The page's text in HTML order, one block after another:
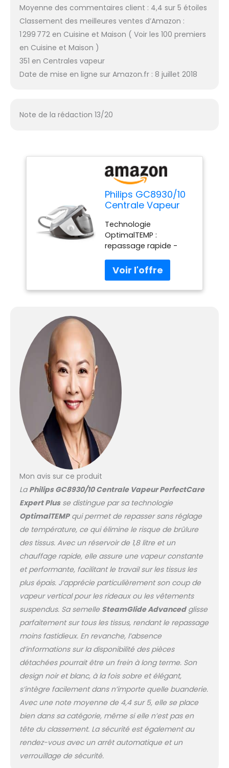
Moyenne des commentaires client : 4,4 sur 5 étoiles
Classement des meilleures ventes d’Amazon :
1 299 772 en Cuisine et Maison ( Voir les 100 premiers
en Cuisine et Maison )
351 en Centrales vapeur
Date de mise en ligne sur Amazon.fr : 8 juillet 2018
Note de la rédaction 13/20
Philips GC8930/10
Centrale Vapeur
Plus, Noir et Blanc
Technologie
OptimalTEMP :
repassage rapide -
réglage de la
température Haute
performance pour des
120 g/min Grand
réservoir d'eau
amovible de 1,8 l,
rechargeable à tout
moment sans que la
centrale vapeur ne
refroidisse Une
puissance de 2100 W
pour un chauffage
rapide assure une
disponibilité en moins
repassage facile
Mon avis sur ce produit
La Philips GC8930/10 Centrale Vapeur PerfectCare
Expert Plusse distingue par sa technologie
OptimalTEMPqui permet de repasser sans réglage
de température, ce qui élimine le risque de brûlure
des tissus. Avec un réservoir de 1,8 litre et un
chauffage rapide, elle assure une vapeur constante
et performante, facilitant le travail sur les tissus les
plus épais. J’apprécie particulièrement son coup de
vapeur vertical pour les rideaux ou les vêtements
suspendus. Sa semelle SteamGlide Advancedglisse
parfaitement sur tous les tissus, rendant le repassage
moins fastidieux. En revanche, l’absence
d’informations sur la disponibilité des pièces
détachées pourrait être un frein à long terme. Son
design noir et blanc, à la fois sobre et élégant,
s’intègre facilement dans n’importe quelle buanderie.
Avec une note moyenne de 4,4 sur 5, elle se place
bien dans sa catégorie, même si elle n’est pas en
tête du classement. La sécurité est également au
rendez-vous avec un arrêt automatique et un
verrouillage de sécurité.